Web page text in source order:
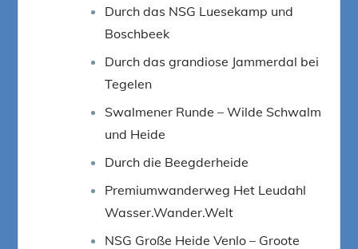
Durch das NSG Luesekamp und
Boschbeek
Durch das grandiose Jammerdal bei
Tegelen
Swalmener Runde – Wilde Schwalm
und Heide
Durch die Beegderheide
Premiumwanderweg Het Leudahl
Wasser.Wander.Welt
NSG Große Heide Venlo – Groote